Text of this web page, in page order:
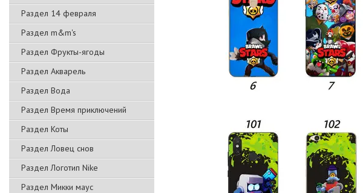
Раздел 14 февраля
Раздел m&m's
Раздел Фрукты-ягоды
Раздел Акварель
Раздел Вода
Раздел Время приключений
Раздел Коты
Раздел Ловец снов
Раздел Логотип Nike
Раздел Микки маус